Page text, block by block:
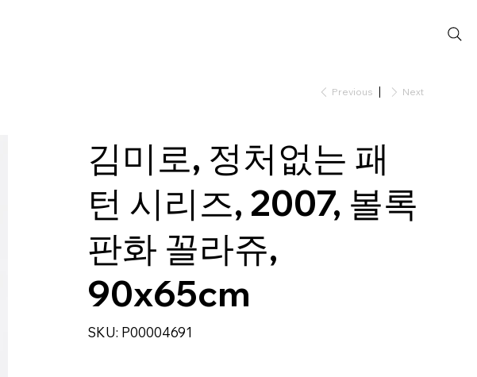
Previous Next
김미로, 정처없는 패
턴 시리즈, 2007, 볼록
판화 꼴라쥬,
90x65cm
SKU: SKU
P00004691
P00004691